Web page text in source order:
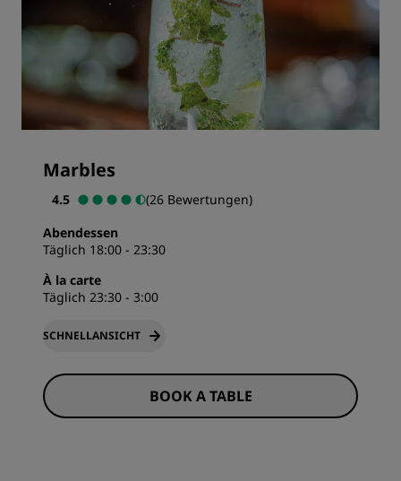
Marbles
4.5
(26 Bewertungen)
Abendessen
Täglich 18:00 - 23:30
À la carte
Täglich 23:30 - 3:00
SCHNELLANSICHT
BOOK A TABLE